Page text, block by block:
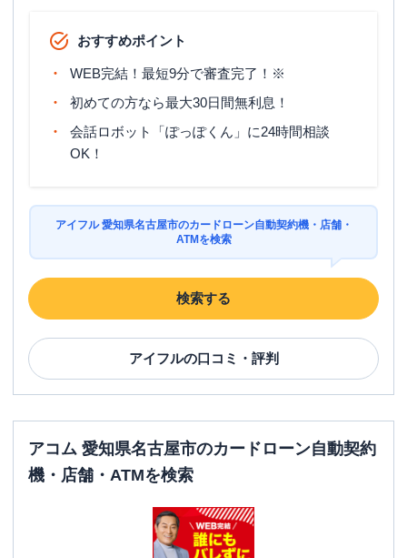
駐車場 ✕
住所
愛知県名古屋市中村区椿町１４－７ Ｔ
名古屋市千種区 の情報一覧
平日：09:00-21:00
：09:00-21:00
日祝：09:00-21:00
平日： 07:00-24:00
：07:00-24:00
〇
駐車場 ✕
東南ビル２Ｆ
の情報一覧
プロミス 【2026/1/6閉店】川西通り３丁目
おすすめポイント
WEB完結！最短9分で審査完了！※
初めての方なら最大30日間無利息！
会話ロボット「ぽっぽくん」に24時間相談
OK！
アイフル 愛知県名古屋市のカードローン自動契約機・店舗・
ATMを検索
検索する
アイフルの口コミ・評判
アコム 愛知県名古屋市のカードローン自動契約
機・店舗・ATMを検索